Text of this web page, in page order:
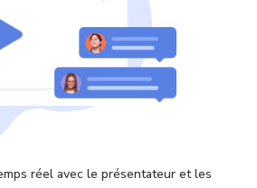
réel avec le présentateur et les